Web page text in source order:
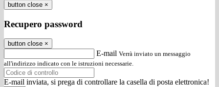
button close ×
Recupero password
button close ×
E-mail Verrà inviato un messaggio
all'indirizzo indicato con le istruzioni necessarie.
E-mail inviata, si prega di controllare la casella di posta elettronica!